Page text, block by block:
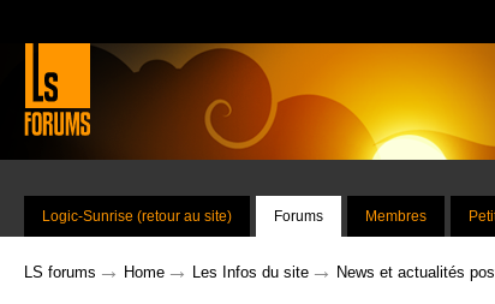
Logic-Sunrise (retour au site) Forums Membres
LS forums → Home → Les Infos du site → News et actualités